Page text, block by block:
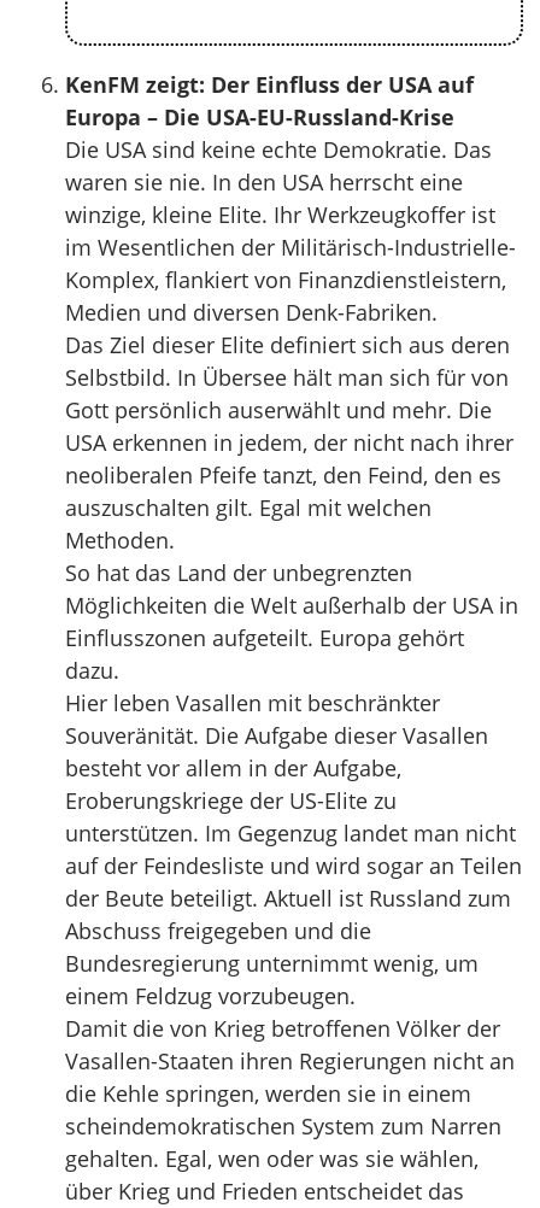
KenFM zeigt: Der Einfluss der USA auf
Europa – Die USA-EU-Russland-Krise
Die USA sind keine echte Demokratie. Das
waren sie nie. In den USA herrscht eine
winzige, kleine Elite. Ihr Werkzeugkoffer ist
im Wesentlichen der Militärisch-Industrielle-
Komplex, flankiert von Finanzdienstleistern,
Medien und diversen Denk-Fabriken.
Das Ziel dieser Elite definiert sich aus deren
Selbstbild. In Übersee hält man sich für von
Gott persönlich auserwählt und mehr. Die
USA erkennen in jedem, der nicht nach ihrer
neoliberalen Pfeife tanzt, den Feind, den es
auszuschalten gilt. Egal mit welchen
Methoden.
So hat das Land der unbegrenzten
Möglichkeiten die Welt außerhalb der USA in
Einflusszonen aufgeteilt. Europa gehört
dazu.
Hier leben Vasallen mit beschränkter
Souveränität. Die Aufgabe dieser Vasallen
besteht vor allem in der Aufgabe,
Eroberungskriege der US-Elite zu
unterstützen. Im Gegenzug landet man nicht
auf der Feindesliste und wird sogar an Teilen
der Beute beteiligt. Aktuell ist Russland zum
Abschuss freigegeben und die
Bundesregierung unternimmt wenig, um
einem Feldzug vorzubeugen.
Damit die von Krieg betroffenen Völker der
Vasallen-Staaten ihren Regierungen nicht an
die Kehle springen, werden sie in einem
scheindemokratischen System zum Narren
gehalten. Egal, wen oder was sie wählen,
über Krieg und Frieden entscheidet das